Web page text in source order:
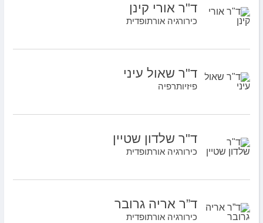
ד"ר אורי קינן
כירורגיה אורתופדית
ד"ר שאול עיני
פיזיותרפיה
ד"ר שלדון שטיין
כירורגיה אורתופדית
ד”ר אריה גרובר
כירורגיה אורתופדית